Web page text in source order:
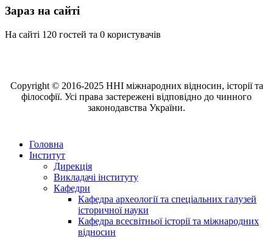
Зараз на сайті
На сайті 120 гостей та 0 користувачів
Copyright © 2016-2025 ННІ міжнародних відносин, історії та
філософії. Усі права застережені відповідно до чинного
законодавства України.
Головна
Інститут
Дирекція
Викладачі інституту
Кафедри
Кафедра археології та спеціальних галузей
історичної науки
Кафедра всесвітньої історії та міжнародних
відносин